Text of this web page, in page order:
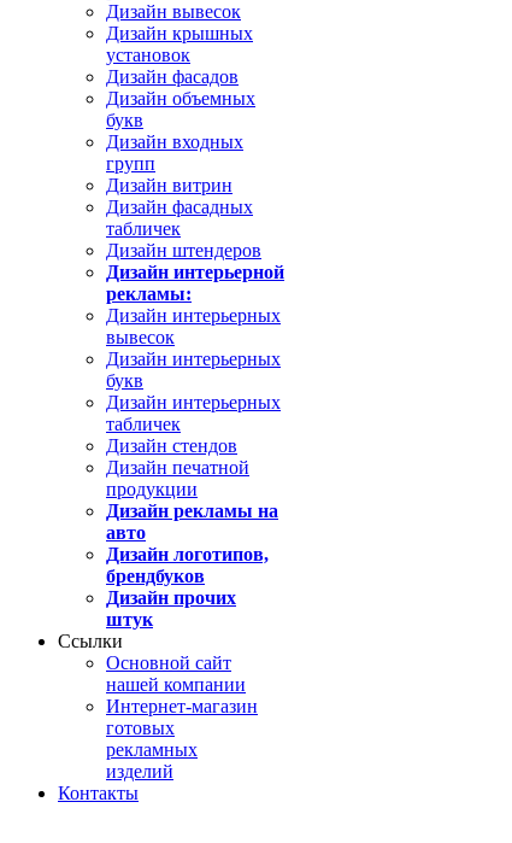
Дизайн вывесок
Дизайн крышных
установок
Дизайн фасадов
Дизайн объемных
букв
Дизайн входных
групп
Дизайн витрин
Дизайн фасадных
табличек
Дизайн штендеров
Дизайн интерьерной
рекламы:
Дизайн интерьерных
вывесок
Дизайн интерьерных
букв
Дизайн интерьерных
табличек
Дизайн стендов
Дизайн печатной
продукции
Дизайн рекламы на
авто
Дизайн логотипов,
брендбуков
Дизайн прочих
штук
Ссылки
Основной сайт
нашей компании
Интернет-магазин
готовых
рекламных
изделий
Контакты